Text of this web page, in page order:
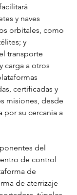
y naves
orbitales, como
y
transporte
carga a otros
certificadas y
misiones, desde
por su cercanía a
del
de control
de
de aterrizaje